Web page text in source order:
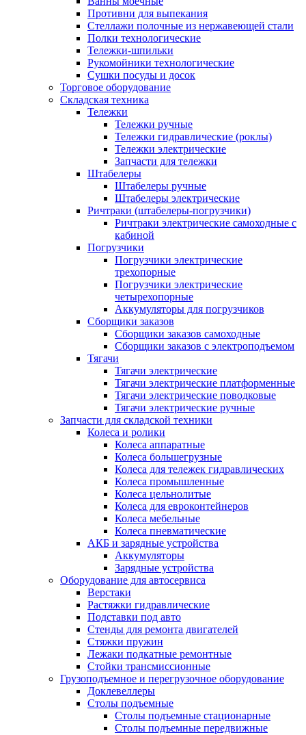
Противни для выпекания
Стеллажи полочные из нержавеющей стали
Полки технологические
Тележки-шпильки
Рукомойники технологические
Сушки посуды и досок
Торговое оборудование
Складская техника
Тележки
Тележки ручные
Тележки гидравлические (роклы)
Тележки электрические
Запчасти для тележки
Штабелеры
Штабелеры ручные
Штабелеры электрические
Ричтраки (штабелеры-погрузчики)
Ричтраки электрические самоходные с
кабиной
Погрузчики
Погрузчики электрические
трехопорные
Погрузчики электрические
четырехопорные
Аккумуляторы для погрузчиков
Сборщики заказов
Сборщики заказов самоходные
Сборщики заказов с электроподъемом
Тягачи
Тягачи электрические
Тягачи электрические платформенные
Тягачи электрические поводковые
Тягачи электрические ручные
Запчасти для складской техники
Колеса и ролики
Колеса аппаратные
Колеса большегрузные
Колеса для тележек гидравлических
Колеса промышленные
Колеса цельнолитые
Колеса для евроконтейнеров
Колеса мебельные
Колеса пневматические
АКБ и зарядные устройства
Аккумуляторы
Зарядные устройства
Оборудование для автосервиса
Верстаки
Растяжки гидравлические
Подставки под авто
Стенды для ремонта двигателей
Стяжки пружин
Лежаки подкатные ремонтные
Стойки трансмиссионные
Грузоподъемное и перегрузочное оборудование
Доклевеллеры
Столы подъемные
Столы подъемные стационарные
Столы подъемные передвижные